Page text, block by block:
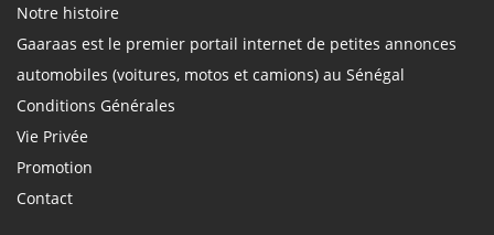
Notre histoire
Gaaraas est le premier portail internet de petites annonces
automobiles (voitures, motos et camions) au Sénégal
Conditions Générales
Vie Privée
Promotion
Contact